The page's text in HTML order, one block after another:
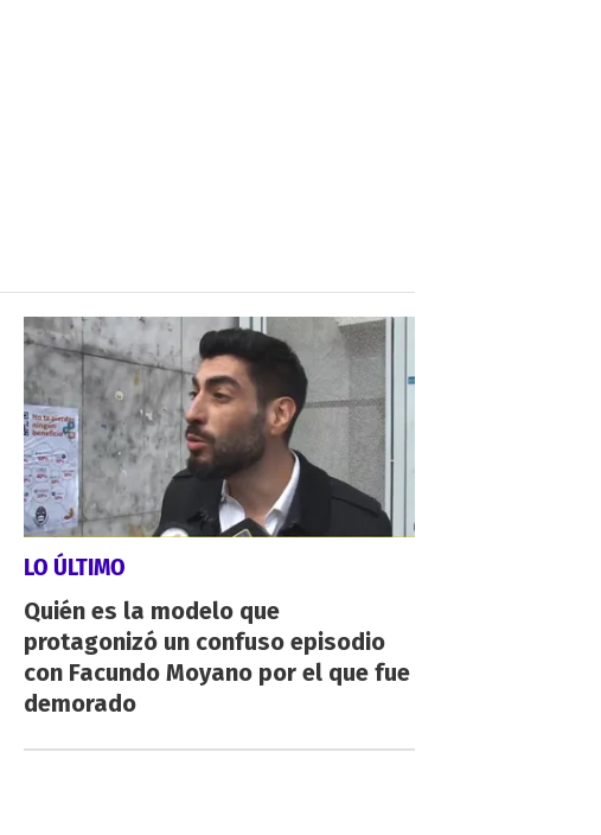
LO ÚLTIMO
Quién es la modelo que
protagonizó un confuso episodio
con Facundo Moyano por el que fue
demorado